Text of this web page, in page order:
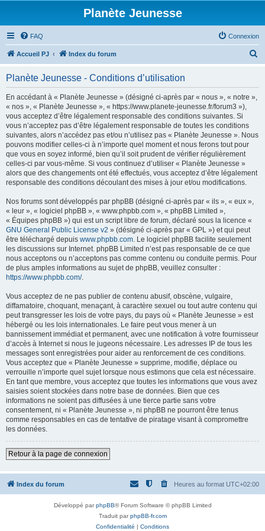
Planète Jeunesse
FAQ Connexion
Accueil PJ Index du forum
Planète Jeunesse - Conditions d’utilisation
En accédant à « Planète Jeunesse » (désigné ci-après par « nous », « notre »,
« nos », « Planète Jeunesse », « https://www.planete-jeunesse.fr/forum3 »),
vous acceptez d’être légalement responsable des conditions suivantes. Si
vous n’acceptez pas d’être légalement responsable de toutes les conditions
suivantes, alors n’accédez pas et/ou n’utilisez pas « Planète Jeunesse ». Nous
pouvons modifier celles-ci à n’importe quel moment et nous ferons tout pour
que vous en soyez informé, bien qu’il soit prudent de vérifier régulièrement
celles-ci par vous-même. Si vous continuez d’utiliser « Planète Jeunesse »
alors que des changements ont été effectués, vous acceptez d’être légalement
responsable des conditions découlant des mises à jour et/ou modifications.
Nos forums sont développés par phpBB (désigné ci-après par « ils », « eux »,
« leur », « logiciel phpBB », « www.phpbb.com », « phpBB Limited »,
« Équipes phpBB ») qui est un script libre de forum, déclaré sous la licence «
GNU General Public License v2 » (désigné ci-après par « GPL ») et qui peut
être téléchargé depuis www.phpbb.com. Le logiciel phpBB facilite seulement
les discussions sur Internet. phpBB Limited n’est pas responsable de ce que
nous acceptons ou n’acceptons pas comme contenu ou conduite permis. Pour
de plus amples informations au sujet de phpBB, veuillez consulter :
https://www.phpbb.com/.
Vous acceptez de ne pas publier de contenu abusif, obscène, vulgaire,
diffamatoire, choquant, menaçant, à caractère sexuel ou tout autre contenu qui
peut transgresser les lois de votre pays, du pays où « Planète Jeunesse » est
hébergé ou les lois internationales. Le faire peut vous mener à un
bannissement immédiat et permanent, avec une notification à votre fournisseur
d’accès à Internet si nous le jugeons nécessaire. Les adresses IP de tous les
messages sont enregistrées pour aider au renforcement de ces conditions.
Vous acceptez que « Planète Jeunesse » supprime, modifie, déplace ou
verrouille n’importe quel sujet lorsque nous estimons que cela est nécessaire.
En tant que membre, vous acceptez que toutes les informations que vous avez
saisies soient stockées dans notre base de données. Bien que ces
informations ne soient pas diffusées à une tierce partie sans votre
consentement, ni « Planète Jeunesse », ni phpBB ne pourront être tenus
comme responsables en cas de tentative de piratage visant à compromettre
les données.
Retour à la page de connexion
Index du forum Heures au format UTC+02:00
Développé parphpBB® Forum Software © phpBB Limited
Traduit parphpBB-fr.com
Confidentialité | Conditions